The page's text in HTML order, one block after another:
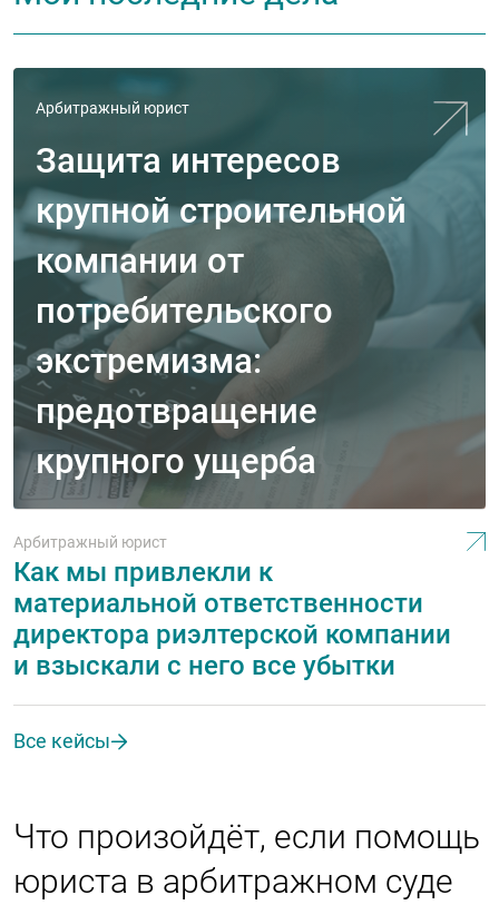
Арбитражный юрист
Защита интересов
крупной строительной
компании от
потребительского
экстремизма:
предотвращение
крупного ущерба
Арбитражный юрист
Как мы привлекли к
материальной ответственности
директора риэлтерской компании
и взыскали с него все убытки
Все кейсы
Что произойдёт, если помощь
юриста в арбитражном суде